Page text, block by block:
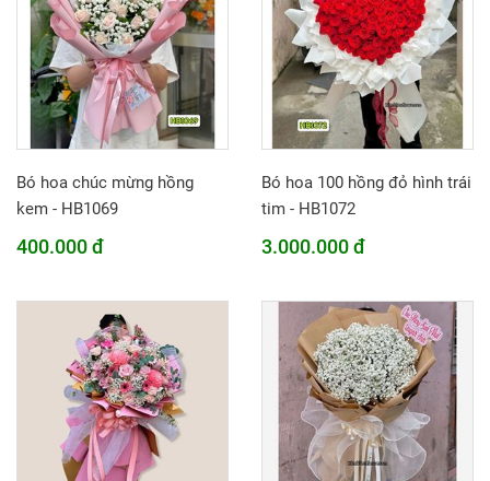
Bó hoa chúc mừng hồng
kem - HB1069
400.000 đ
Bó hoa 100 hồng đỏ hình trái
tim - HB1072
3.000.000 đ